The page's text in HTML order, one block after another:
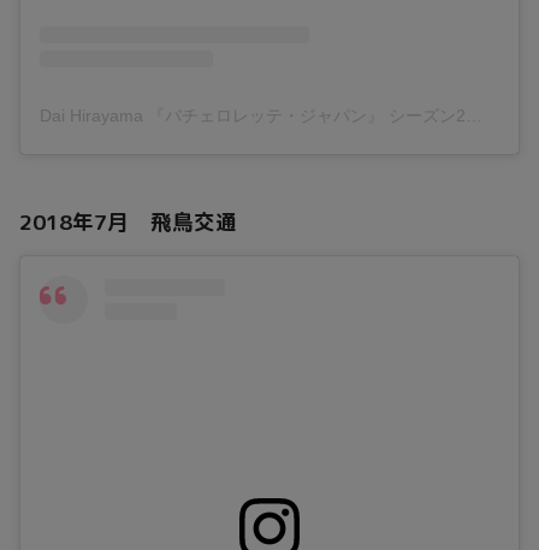
Dai Hirayama 『バチェロレッテ・ジャパン』 シーズン2
2018年7月 飛鳥交通